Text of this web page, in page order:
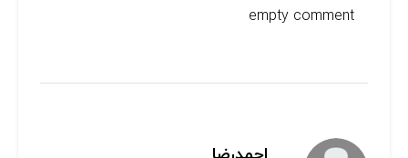
empty comment